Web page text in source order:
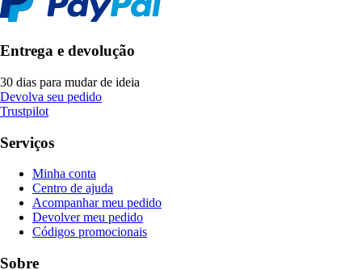
Entrega e devolução
30 dias para mudar de ideia
Devolva seu pedido
Trustpilot
Serviços
Minha conta
Centro de ajuda
Acompanhar meu pedido
Devolver meu pedido
Códigos promocionais
Sobre